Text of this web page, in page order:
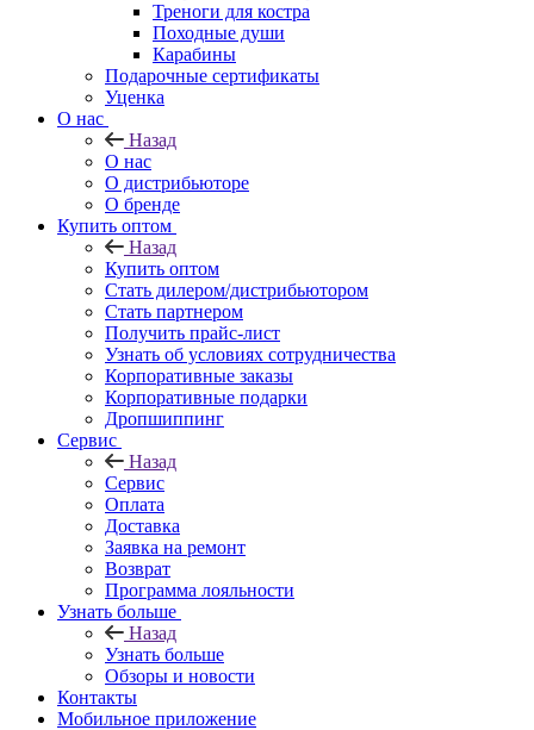
Треноги для костра
Походные души
Карабины
Подарочные сертификаты
Уценка
О нас
Назад
О нас
О дистрибьюторе
О бренде
Купить оптом
Назад
Купить оптом
Стать дилером/дистрибьютором
Стать партнером
Получить прайс-лист
Узнать об условиях сотрудничества
Корпоративные заказы
Корпоративные подарки
Дропшиппинг
Сервис
Назад
Сервис
Оплата
Доставка
Заявка на ремонт
Возврат
Программа лояльности
Узнать больше
Назад
Узнать больше
Обзоры и новости
Контакты
Мобильное приложение